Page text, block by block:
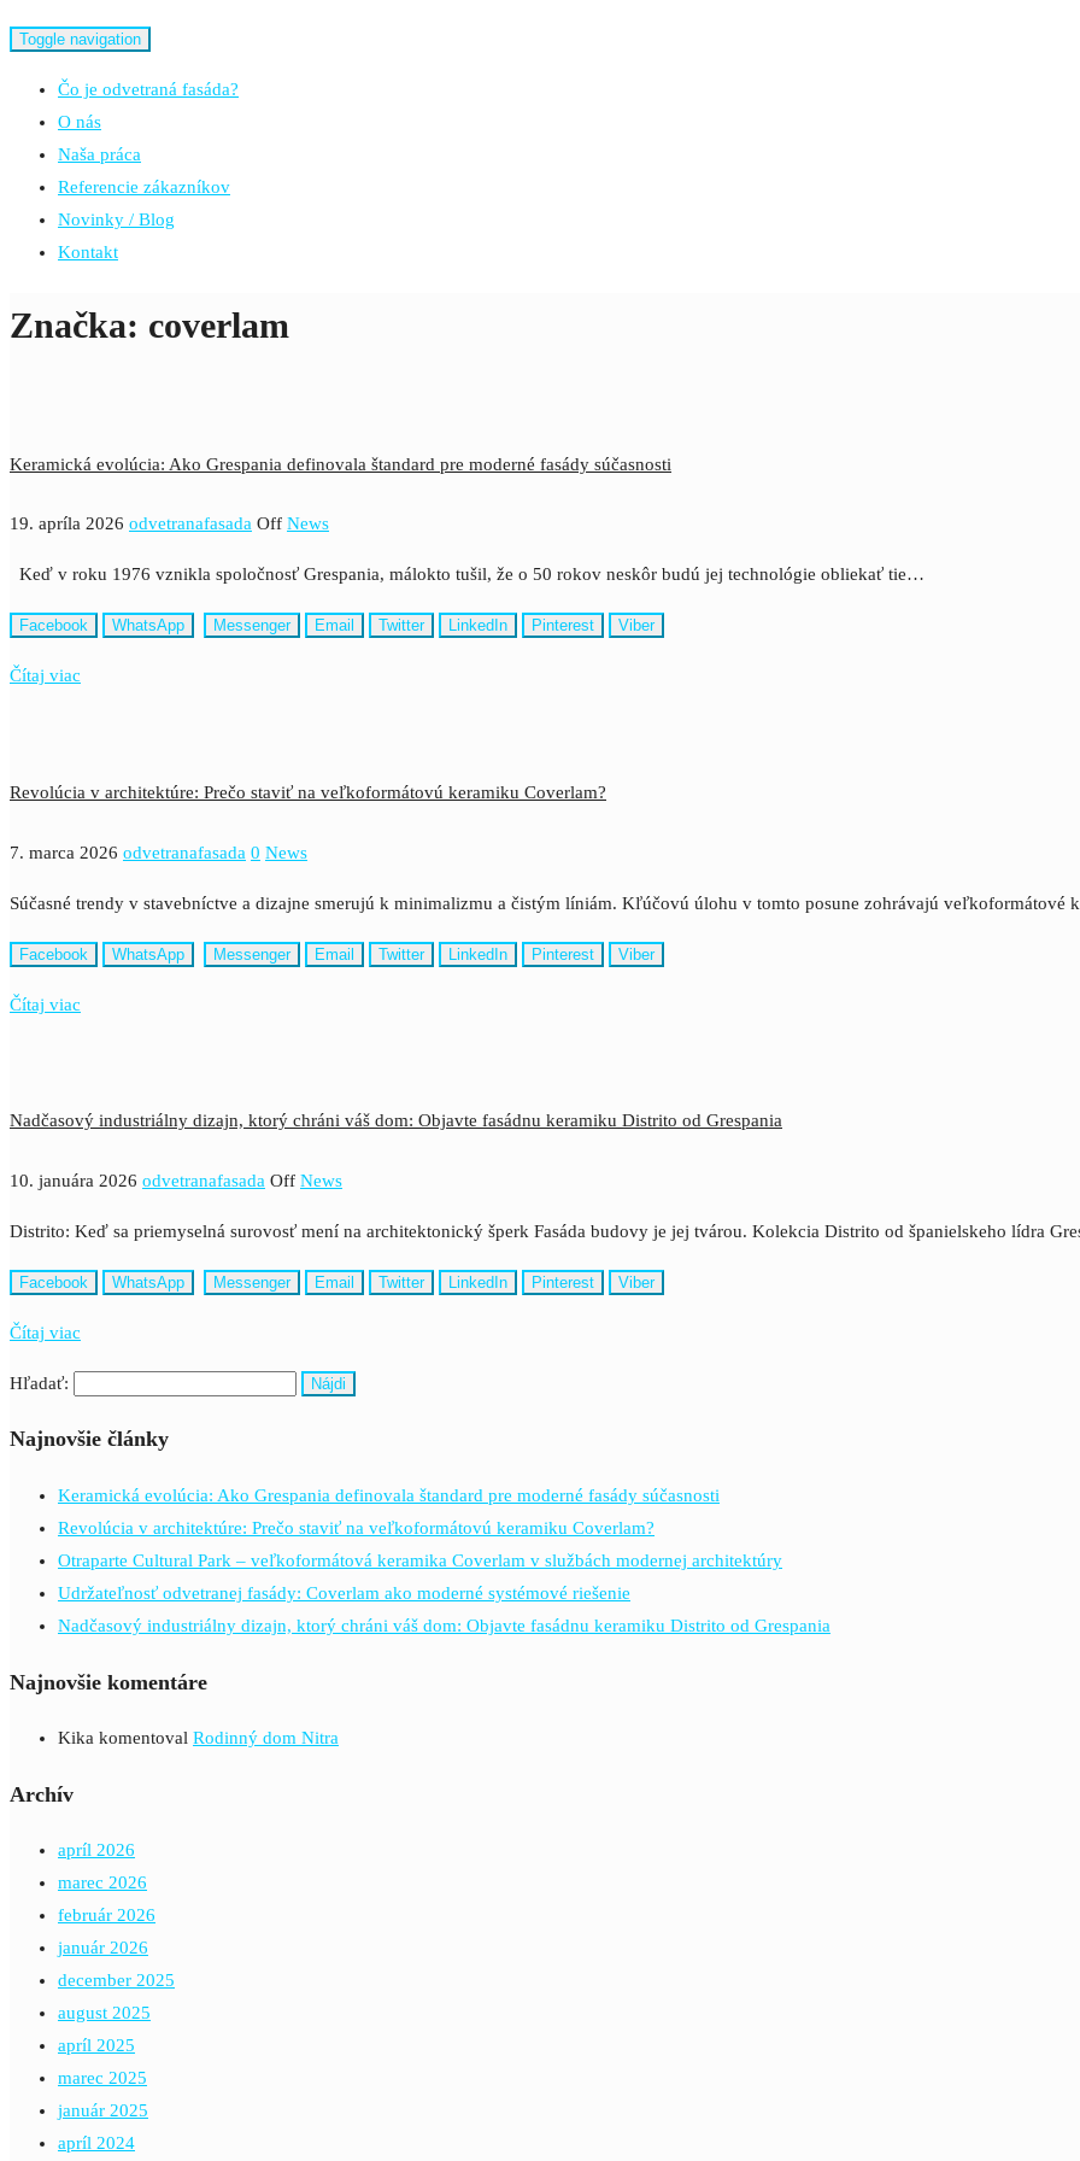
Toggle navigation
Čo je odvetraná fasáda?
O nás
Naša práca
Referencie zákazníkov
Novinky / Blog
Kontakt
Značka: coverlam
Keramická evolúcia: Ako Grespania definovala štandard pre moderné fasády súčasnosti
19. apríla 2026 odvetranafasada Off News
Keď v roku 1976 vznikla spoločnosť Grespania, málokto tušil, že o 50 rokov neskôr budú jej technológie obliekať tie…
Facebook WhatsApp Messenger Email Twitter LinkedIn Pinterest Viber
Čítaj viac
Revolúcia v architektúre: Prečo staviť na veľkoformátovú keramiku Coverlam?
7. marca 2026 odvetranafasada 0 News
Súčasné trendy v stavebníctve a dizajne smerujú k minimalizmu a čistým líniám. Kľúčovú úlohu v tomto posune zohrávajú veľkoformátové
Facebook WhatsApp Messenger Email Twitter LinkedIn Pinterest Viber
Čítaj viac
Nadčasový industriálny dizajn, ktorý chráni váš dom: Objavte fasádnu keramiku Distrito od Grespania
10. januára 2026 odvetranafasada Off News
Distrito: Keď sa priemyselná surovosť mení na architektonický šperk Fasáda budovy je jej tvárou. Kolekcia Distrito od španielskeho lídra
Facebook WhatsApp Messenger Email Twitter LinkedIn Pinterest Viber
Čítaj viac
Hľadať:
Najnovšie články
Keramická evolúcia: Ako Grespania definovala štandard pre moderné fasády súčasnosti
Revolúcia v architektúre: Prečo staviť na veľkoformátovú keramiku Coverlam?
Otraparte Cultural Park – veľkoformátová keramika Coverlam v službách modernej architektúry
Udržateľnosť odvetranej fasády: Coverlam ako moderné systémové riešenie
Nadčasový industriálny dizajn, ktorý chráni váš dom: Objavte fasádnu keramiku Distrito od Grespania
Najnovšie komentáre
Kika komentoval Rodinný dom Nitra
Archív
apríl 2026
marec 2026
február 2026
január 2026
december 2025
august 2025
apríl 2025
marec 2025
január 2025
apríl 2024